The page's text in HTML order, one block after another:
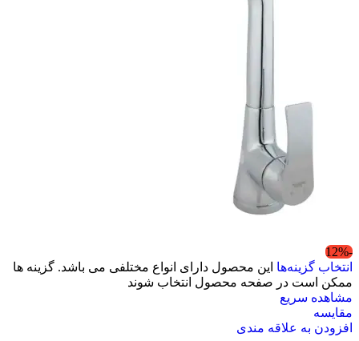
-12%
انتخاب گزینه‌ها این محصول دارای انواع مختلفی می باشد. گزینه ها
ممکن است در صفحه محصول انتخاب شوند
مشاهده سریع
مقایسه
افزودن به علاقه مندی